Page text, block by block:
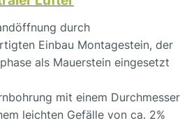
durch
Einbau Montagestein, der
als Mauerstein eingesetzt
mit einem Durchmesser
leichten Gefälle von ca. 2%